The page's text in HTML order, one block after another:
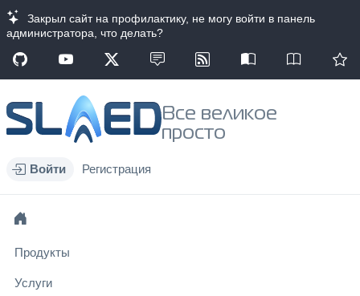
Закрыл сайт на профилактику, не могу войти в панель
администратора, что делать?
Все великое
просто
Войти Регистрация
Продукты
Услуги